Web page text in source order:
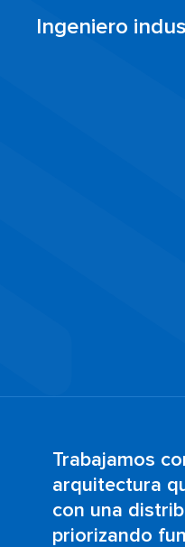
Ingeniero
Trabajamos
arquitectura
con una
priorizando